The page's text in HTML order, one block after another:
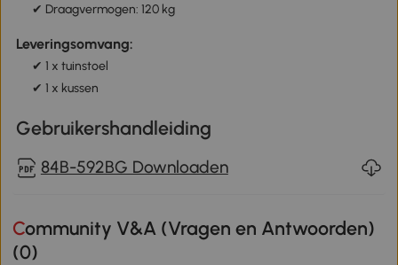
✔ Draagvermogen: 120 kg
Leveringsomvang:
✔ 1 x tuinstoel
✔ 1 x kussen
Gebruikershandleiding
84B-592BG Downloaden
Community V&A (Vragen en Antwoorden)
(0)